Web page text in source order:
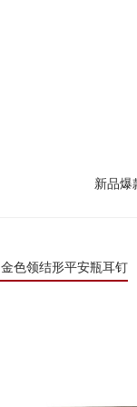
新品爆
金色领结形平安瓶耳钉